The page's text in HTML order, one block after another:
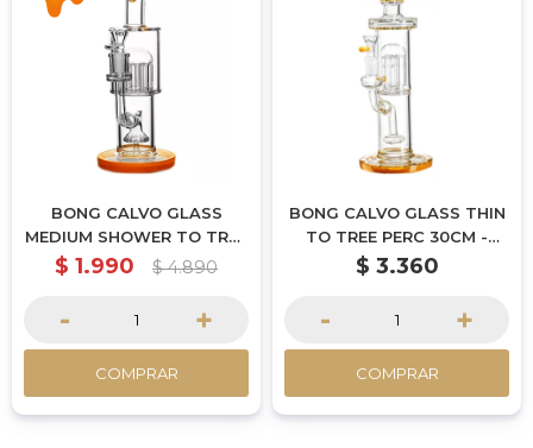
BONG CALVO GLASS
MEDIUM SHOWER TO TREE
PERC 27CM - NARANJA
$ 1.990 $ 4.890
- +
COMPRAR
BONG CALVO GLASS THIN
TO TREE PERC 30CM -
NARANJA
$ 3.360
- +
COMPRAR